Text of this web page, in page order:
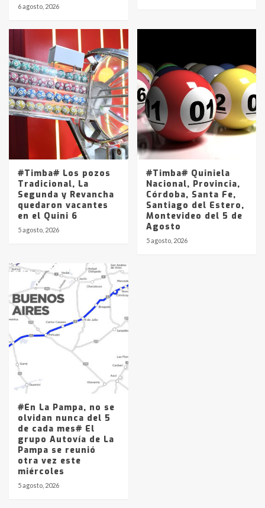
6 agosto, 2026
#Timba# Los pozos
Tradicional, La
Segunda y Revancha
quedaron vacantes
en el Quini 6
5 agosto, 2026
#Timba# Quiniela
Nacional, Provincia,
Córdoba, Santa Fe,
Santiago del Estero,
Montevideo del 5 de
Agosto
5 agosto, 2026
#En La Pampa, no se
olvidan nunca del 5
de cada mes# El
grupo Autovía de La
Pampa se reunió
otra vez este
miércoles
5 agosto, 2026